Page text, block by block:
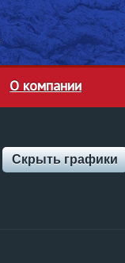
О компании
Скрыть графики